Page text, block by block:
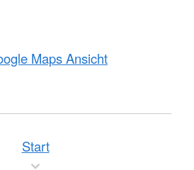
Maps Ansicht
Start